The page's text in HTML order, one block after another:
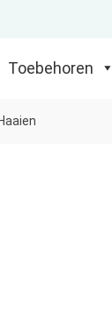
Toebehoren